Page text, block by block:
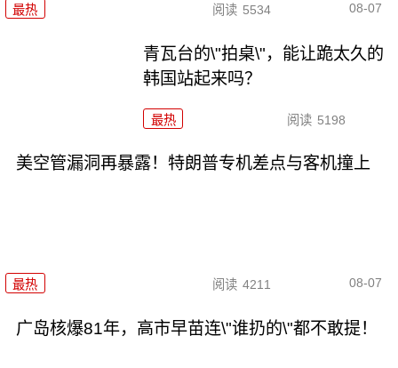
最热 阅读 5534 08-07
青瓦台的\"拍桌\"，能让跪太久的
韩国站起来吗？
最热 阅读 5198
美空管漏洞再暴露！特朗普专机差点与客机撞上
最热 阅读 4211 08-07
广岛核爆81年，高市早苗连\"谁扔的\"都不敢提！